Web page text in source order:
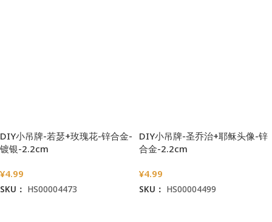
DIY小吊牌-若瑟+玫瑰花-锌合金-
镀银-2.2cm
¥4.99
SKU： HS00004473
DIY小吊牌-圣乔治+耶稣头像-锌
合金-2.2cm
¥4.99
SKU： HS00004499